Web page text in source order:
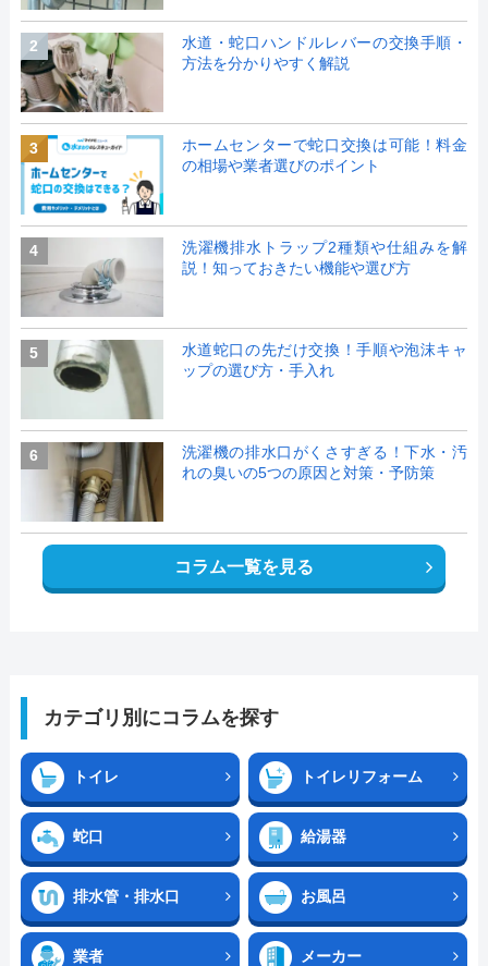
2
水道・蛇口ハンドルレバーの交換手順・
方法を分かりやすく解説
3
ホームセンターで蛇口交換は可能！料金
の相場や業者選びのポイント
4
洗濯機排水トラップ2種類や仕組みを解
説！知っておきたい機能や選び方
5
水道蛇口の先だけ交換！手順や泡沫キャ
ップの選び方・手入れ
6
洗濯機の排水口がくさすぎる！下水・汚
れの臭いの5つの原因と対策・予防策
コラム一覧を見る
カテゴリ別にコラムを探す
トイレ トイレリフォーム
蛇口 給湯器
排水管・排水口 お風呂
業者 メーカー